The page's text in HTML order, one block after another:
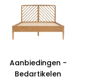
Aanbiedingen -
Bedartikelen